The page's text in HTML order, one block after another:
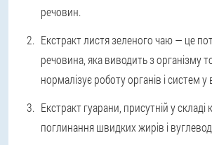
речовин.
Екстракт листя зеленого чаю — це
речовина, яка виводить з організму
нормалізує роботу органів і систем у
Екстракт гуарани, присутній у складі
поглинання швидких жирів і